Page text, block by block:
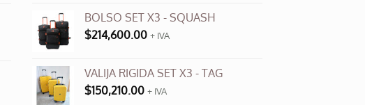
elegir
en
la
de
producto
BOLSO SET X3 - SQUASH
$214,600.00 + IVA
VALIJA RIGIDA SET X3 - TAG
$150,210.00 + IVA